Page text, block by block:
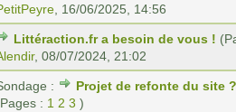
16/06/2025, 14:56
Littéraction.fr a besoin de vous !
, 08/07/2024, 21:02
:
Projet de refonte du site
: 1 2 3 )